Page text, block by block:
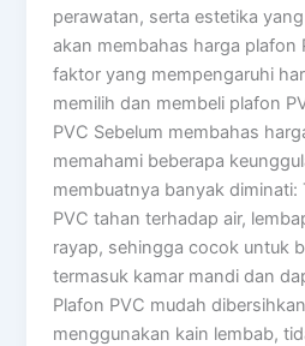
perawatan, serta estetika
akan membahas harga plafon
faktor yang mempengaruhi
memilih dan membeli plafon
PVC Sebelum membahas
memahami beberapa
membuatnya banyak diminati:
PVC tahan terhadap air,
rayap, sehingga cocok untuk
termasuk kamar mandi dan
Plafon PVC mudah
menggunakan kain lembab,